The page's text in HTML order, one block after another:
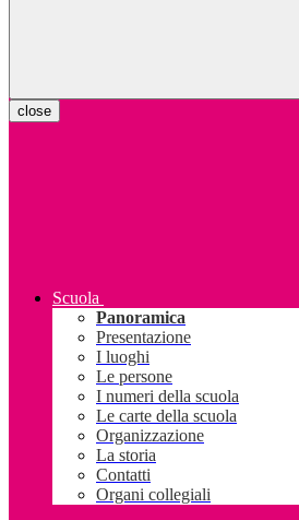
close
Scuola
Panoramica
Presentazione
I luoghi
Le persone
I numeri della scuola
Le carte della scuola
Organizzazione
La storia
Contatti
Organi collegiali